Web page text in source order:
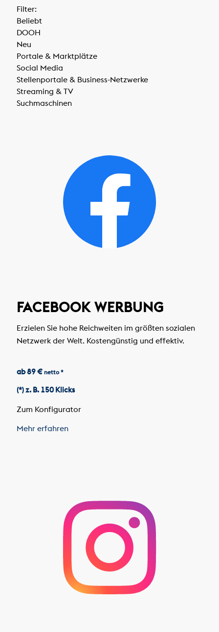
Filter:
Beliebt
DOOH
Neu
Portale & Marktplätze
Social Media
Stellenportale & Business-Netzwerke
Streaming & TV
Suchmaschinen
FACEBOOK WERBUNG
Erzielen Sie hohe Reichweiten im größten sozialen
Netzwerk der Welt. Kostengünstig und effektiv.
ab 89 € netto *
(*) z. B. 150 Klicks
Zum Konfigurator
Mehr erfahren